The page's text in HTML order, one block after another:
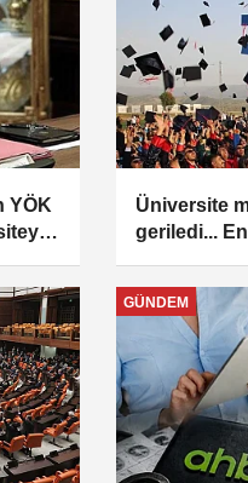
YÖK
Üniversite
geriledi...
pilotajda
GÜNDEM